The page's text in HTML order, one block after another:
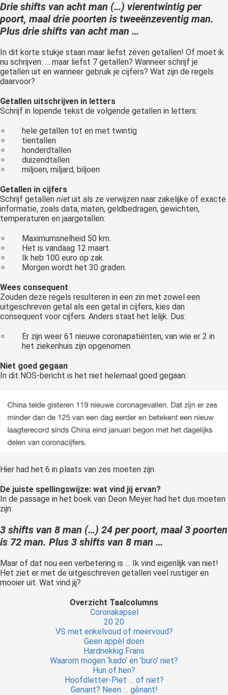
Drie shifts van acht man (…) vierentwintig per
poort, maal drie poorten is tweeënzeventig man.
Plus drie shifts van acht man …
In dit korte stukje staan maar liefst zeven getallen! Of moet ik
nu schrijven: … maar liefst 7 getallen? Wanneer schrijf je
getallen uit en wanneer gebruik je cijfers? Wat zijn de regels
daarvoor?
Getallen uitschrijven in letters
Schrijf in lopende tekst de volgende getallen in letters:
hele getallen tot en met twintig
tientallen
honderdtallen
duizendtallen
miljoen, miljard, biljoen
Getallen in cijfers
Schrijf getallen niet uit als ze verwijzen naar zakelijke of exacte
informatie, zoals data, maten, geldbedragen, gewichten,
temperaturen en jaargetallen:
Maximumsnelheid 50 km.
Het is vandaag 12 maart.
Ik heb 100 euro op zak.
Morgen wordt het 30 graden.
Wees consequent
Zouden deze regels resulteren in een zin met zowel een
uitgeschreven getal als een getal in cijfers, kies dan
consequent voor cijfers. Anders staat het lelijk. Dus:
Er zijn weer 61 nieuwe coronapatiënten, van wie er 2 in
het ziekenhuis zijn opgenomen.
Niet goed gegaan
In dit NOS-bericht is het niet helemaal goed gegaan:
Hier had het 6 in plaats van zes moeten zijn.
De juiste spellingswijze: wat vind jij ervan?
In de passage in het boek van Deon Meyer had het dus moeten
zijn:
3 shifts van 8 man (…) 24 per poort, maal 3 poorten
is 72 man. Plus 3 shifts van 8 man …
Maar of dat nou een verbetering is … Ik vind eigenlijk van niet!
Het ziet er met de uitgeschreven getallen veel rustiger en
mooier uit. Wat vind jij?
Overzicht Taalcolumns
Coronakapsel
20 20
VS met enkelvoud of meervoud?
Geen appèl doen
Hardnekkig Frans
Waarom mogen ‘kado’ en ‘buro’ niet?
Hun of hen?
Hoofdletter-Piet … of niet?
Genant? Neen … gênant!